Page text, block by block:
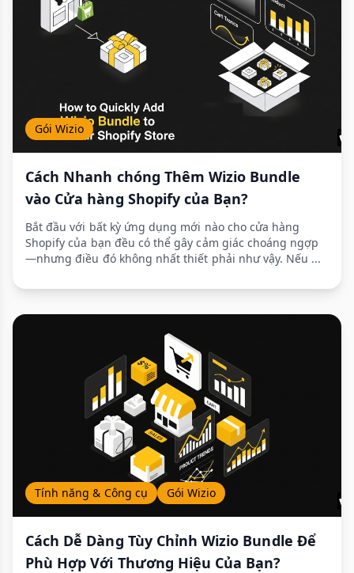
Gói Wizio
Cách Nhanh chóng Thêm Wizio Bundle
vào Cửa hàng Shopify của Bạn?
Bắt đầu với bất kỳ ứng dụng mới nào cho cửa hàng
Shopify của bạn đều có thể gây cảm giác choáng ngợp
—nhưng điều đó không nhất thiết phải như vậy. Nếu ...
Tính năng & Công cụ Gói Wizio
Cách Dễ Dàng Tùy Chỉnh Wizio Bundle Để
Phù Hợp Với Thương Hiệu Của Bạn?